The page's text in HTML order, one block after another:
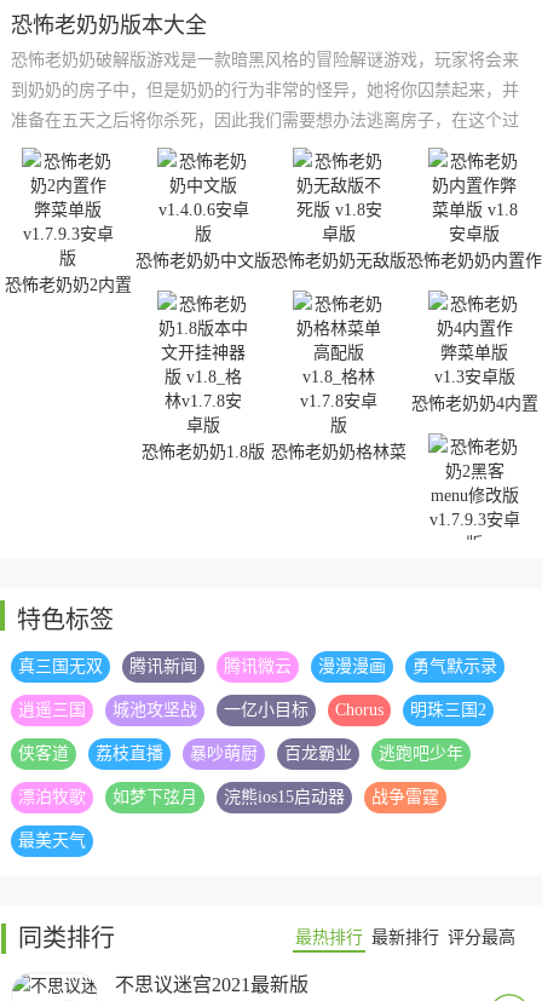
恐怖老奶奶版本大全
恐怖老奶奶破解版游戏是一款暗黑风格的冒险解谜游戏，玩家将会来
到奶奶的房子中，但是奶奶的行为非常的怪异，她将你囚禁起来，并
准备在五天之后将你杀死，因此我们需要想办法逃离房子，在这个过
程中，不能够被奶奶发现，不然就会被攻击，还需要小心房子各处的
陷阱，玩起来非常的刺激，感兴趣的小伙伴快来下载体验吧，小编给
大家带来的是恐怖老奶奶版本大全，有着各种各样的版本，你可以在
这里尽情的体验冒险。
恐怖老奶奶2内置
恐怖老奶奶中文版恐怖老奶奶无敌版恐怖老奶奶内置作
恐怖老奶奶1.8版 恐怖老奶奶格林菜
恐怖老奶奶4内置
恐怖老奶奶2英文
版
恐怖老奶奶3中文
版
恐怖老奶奶3内置
作弊菜单版
恐怖老奶奶3开挂
特色标签
真三国无双 腾讯新闻 腾讯微云 漫漫漫画 勇气默示录
逍遥三国 城池攻坚战 一亿小目标 Chorus 明珠三国2
侠客道 荔枝直播 暴吵萌厨 百龙霸业 逃跑吧少年
漂泊牧歌 如梦下弦月 浣熊ios15启动器 战争雷霆
最美天气
同类排行 最热排行 最新排行 评分最高
不思议迷宫2021最新版